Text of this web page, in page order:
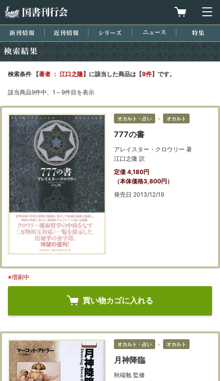
買物カゴを
新刊情報 近刊情報 シリーズ ニュース
検索条件 【著者 ： 江口之隆】に該当した商品は【9件】です。
該当商品9件中、1～9件目を表示
オカルト・占い ＞ オカルト
777の書
アレイスター・クロウリー 著
江口之隆 訳
定価 4,180円
（本体価格3,800円）
発売日 2013/12/19
※増刷中
買い物カゴに入れる
オカルト・占い ＞ オカルト
月神降臨
秋端勉 監修